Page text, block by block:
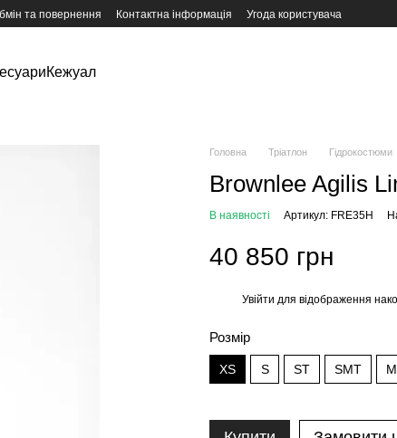
та повернення Контактна інформація Угода користувача
Кежуал
Головна Тріатлон Гідрокостюми
Brownlee Agilis
В наявності Артикул: FRE35H
40 850 грн
Увійти для відображення
Розмір
XS S ST SMT M